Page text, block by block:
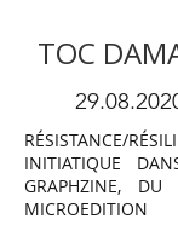
TOC
RÉSISTANCE/
INITIATIQUE
GRAPHZINE,
MICROEDITION